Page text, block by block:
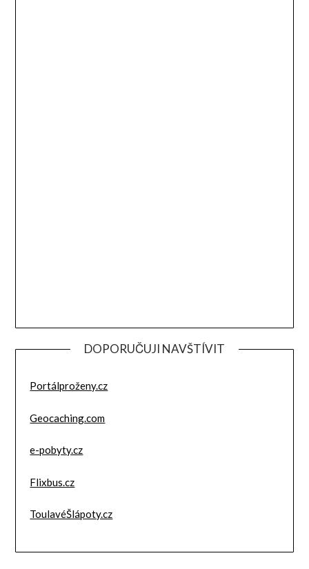
DOPORUČUJI NAVŠTÍVIT
Portálproženy.cz
Geocaching.com
e-pobyty.cz
Flixbus.cz
ToulavéŠlápoty.cz